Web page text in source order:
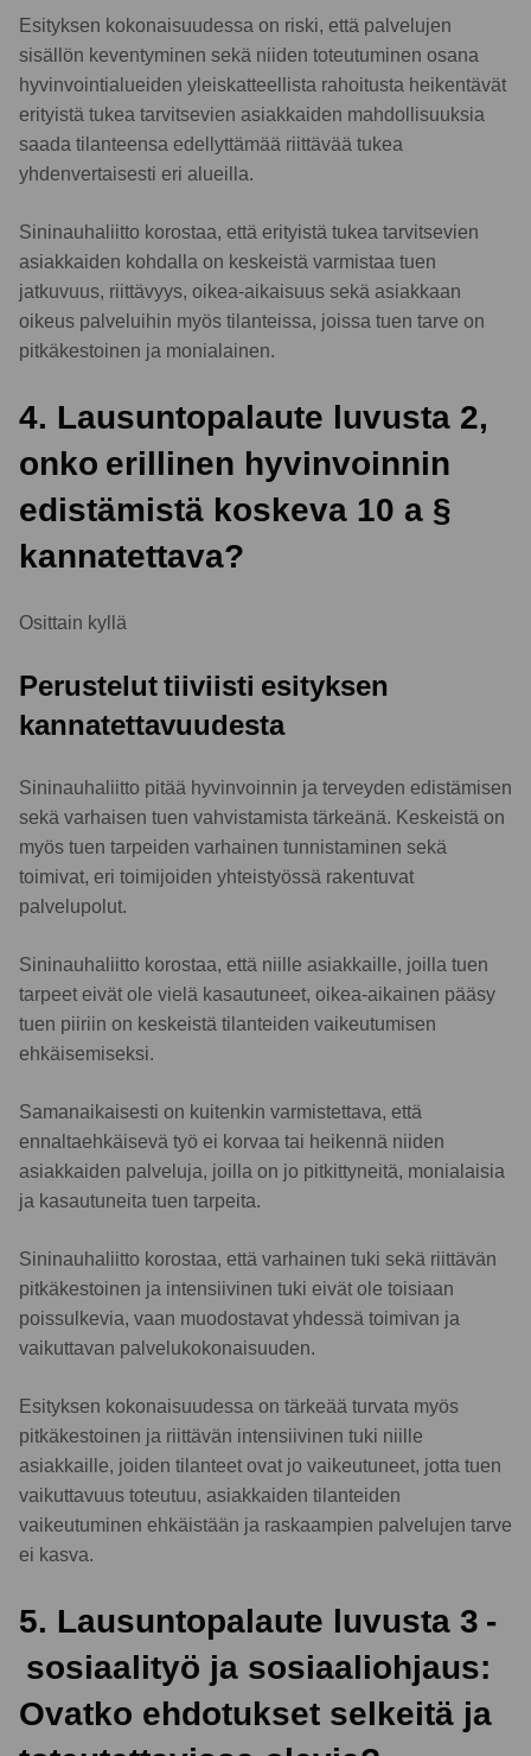
Esityksen kokonaisuudessa on riski, että palvelujen
sisällön keventyminen sekä niiden toteutuminen osana
hyvinvointialueiden yleiskatteellista rahoitusta heikentävät
erityistä tukea tarvitsevien asiakkaiden mahdollisuuksia
saada tilanteensa edellyttämää riittävää tukea
yhdenvertaisesti eri alueilla.
Sininauhaliitto korostaa, että erityistä tukea tarvitsevien
asiakkaiden kohdalla on keskeistä varmistaa tuen
jatkuvuus, riittävyys, oikea-aikaisuus sekä asiakkaan
oikeus palveluihin myös tilanteissa, joissa tuen tarve on
pitkäkestoinen ja monialainen.
4. Lausuntopalaute luvusta 2,
onko erillinen hyvinvoinnin
edistämistä koskeva 10 a §
kannatettava?
Osittain kyllä
Perustelut tiiviisti esityksen
kannatettavuudesta
Sininauhaliitto pitää hyvinvoinnin ja terveyden edistämisen
sekä varhaisen tuen vahvistamista tärkeänä. Keskeistä on
myös tuen tarpeiden varhainen tunnistaminen sekä
toimivat, eri toimijoiden yhteistyössä rakentuvat
palvelupolut.
Sininauhaliitto korostaa, että niille asiakkaille, joilla tuen
tarpeet eivät ole vielä kasautuneet, oikea-aikainen pääsy
tuen piiriin on keskeistä tilanteiden vaikeutumisen
ehkäisemiseksi.
Samanaikaisesti on kuitenkin varmistettava, että
ennaltaehkäisevä työ ei korvaa tai heikennä niiden
asiakkaiden palveluja, joilla on jo pitkittyneitä, monialaisia
ja kasautuneita tuen tarpeita.
Sininauhaliitto korostaa, että varhainen tuki sekä riittävän
pitkäkestoinen ja intensiivinen tuki eivät ole toisiaan
poissulkevia, vaan muodostavat yhdessä toimivan ja
vaikuttavan palvelukokonaisuuden.
Esityksen kokonaisuudessa on tärkeää turvata myös
pitkäkestoinen ja riittävän intensiivinen tuki niille
asiakkaille, joiden tilanteet ovat jo vaikeutuneet, jotta tuen
vaikuttavuus toteutuu, asiakkaiden tilanteiden
vaikeutuminen ehkäistään ja raskaampien palvelujen tarve
ei kasva.
5. Lausuntopalaute luvusta 3 -
sosiaalityö ja sosiaaliohjaus:
Ovatko ehdotukset selkeitä ja